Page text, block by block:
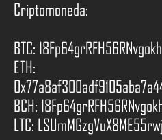
Criptomoneda:
BTC:
ETH:
BCH:
LTC: